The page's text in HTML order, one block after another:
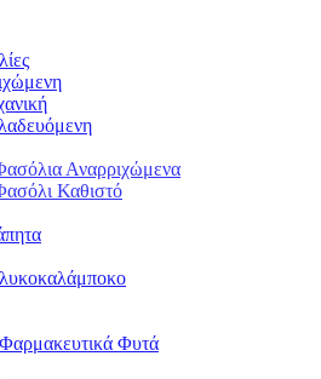
Αναρριχώμενα
Καθιστό
Φυτά